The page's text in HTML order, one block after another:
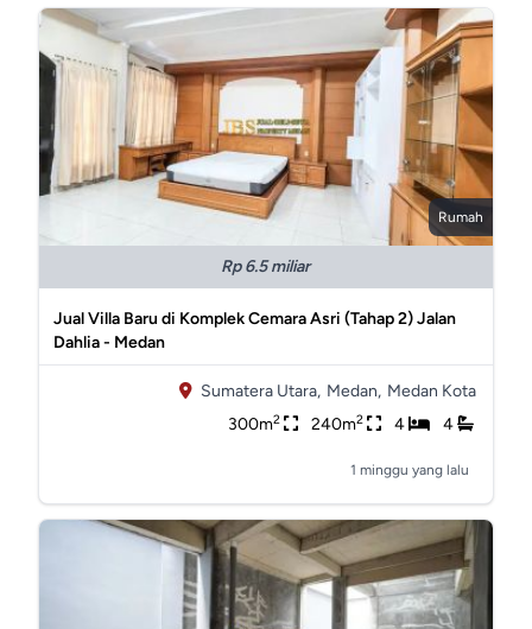
Rumah
Rp 6.5 miliar
Jual Villa Baru di Komplek Cemara Asri (Tahap 2) Jalan
Dahlia - Medan
Sumatera Utara, Medan, Medan Kota
300m2 240m2 4 4
1 minggu yang lalu